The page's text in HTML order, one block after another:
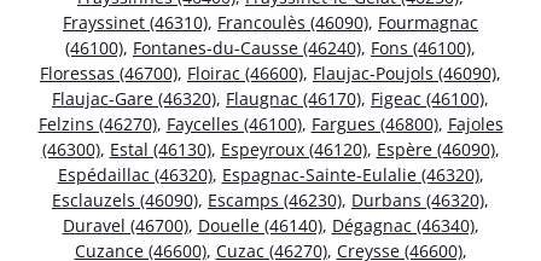
Frayssinet (46310), Francoulès (46090), Fourmagnac
(46100), Fontanes-du-Causse (46240), Fons (46100),
Floressas (46700), Floirac (46600), Flaujac-Poujols (46090),
Flaujac-Gare (46320), Flaugnac (46170), Figeac (46100),
Felzins (46270), Faycelles (46100), Fargues (46800), Fajoles
(46300), Estal (46130), Espeyroux (46120), Espère (46090),
Espédaillac (46320), Espagnac-Sainte-Eulalie (46320),
Esclauzels (46090), Escamps (46230), Durbans (46320),
Duravel (46700), Douelle (46140), Dégagnac (46340),
Cuzance (46600), Cuzac (46270), Creysse (46600),